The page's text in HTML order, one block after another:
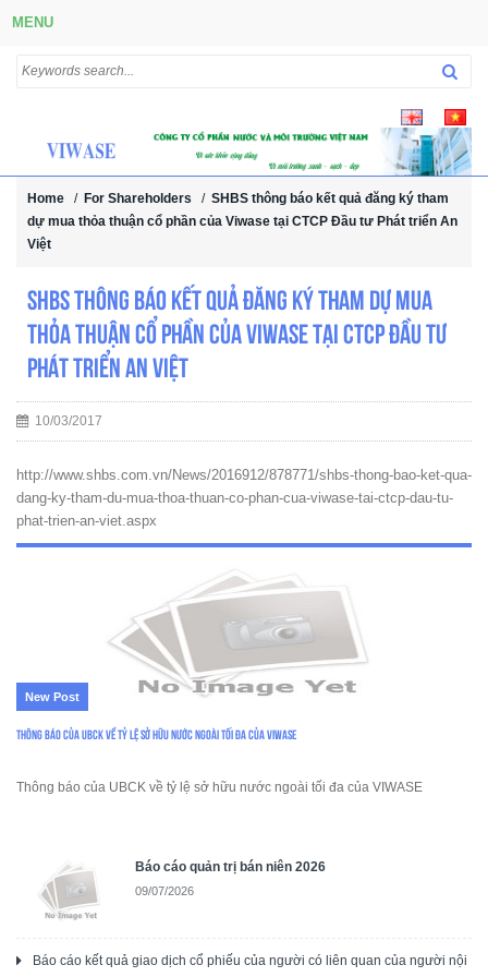
MENU
Home / For Shareholders / SHBS thông báo kết quả đăng ký tham
dự mua thỏa thuận cổ phần của Viwase tại CTCP Đầu tư Phát triển An
Việt
SHBS thông báo kết quả đăng ký tham dự mua
thỏa thuận cổ phần của Viwase tại CTCP Đầu tư
Phát triển An Việt
10/03/2017
http://www.shbs.com.vn/News/2016912/878771/shbs-thong-bao-ket-qua-
dang-ky-tham-du-mua-thoa-thuan-co-phan-cua-viwase-tai-ctcp-dau-tu-
phat-trien-an-viet.aspx
New Post
Thông báo của UBCK về tỷ lệ sở hữu nước ngoài tối đa của VIWASE
Thông báo của UBCK về tỷ lệ sở hữu nước ngoài tối đa của VIWASE
Báo cáo quản trị bán niên 2026
09/07/2026
Báo cáo kết quả giao dịch cổ phiếu của người có liên quan của người nội